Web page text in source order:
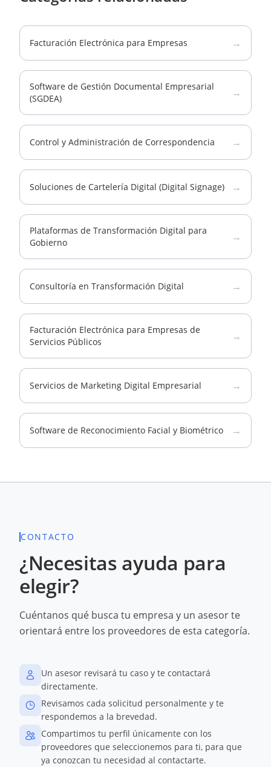
Facturación Electrónica para Empresas →
Software de Gestión Documental Empresarial
(SGDEA)
→
Control y Administración de Correspondencia →
Soluciones de Cartelería Digital (Digital Signage) →
Plataformas de Transformación Digital para
Gobierno
→
Consultoría en Transformación Digital →
Facturación Electrónica para Empresas de
Servicios Públicos
→
Servicios de Marketing Digital Empresarial →
Software de Reconocimiento Facial y Biométrico →
CONTACTO
¿Necesitas ayuda para
elegir?
Cuéntanos qué busca tu empresa y un asesor te
orientará entre los proveedores de esta categoría.
Un asesor revisará tu caso y te contactará
directamente.
Revisamos cada solicitud personalmente y te
respondemos a la brevedad.
Compartimos tu perfil únicamente con los
proveedores que seleccionemos para ti, para que
ya conozcan tu necesidad al contactarte.